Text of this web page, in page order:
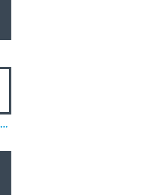
REFCO kampinis kondensato siurblys VAMP-C 22L/H 15M